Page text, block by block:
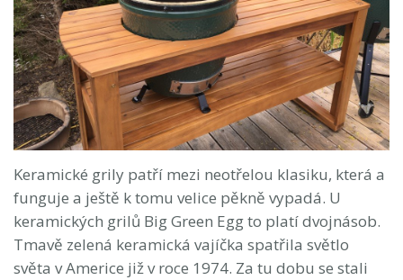
Keramické grily patří mezi neotřelou klasiku, která a
funguje a ještě k tomu velice pěkně vypadá. U
keramických grilů Big Green Egg to platí dvojnásob.
Tmavě zelená keramická vajíčka spatřila světlo
světa v Americe již v roce 1974. Za tu dobu se stali